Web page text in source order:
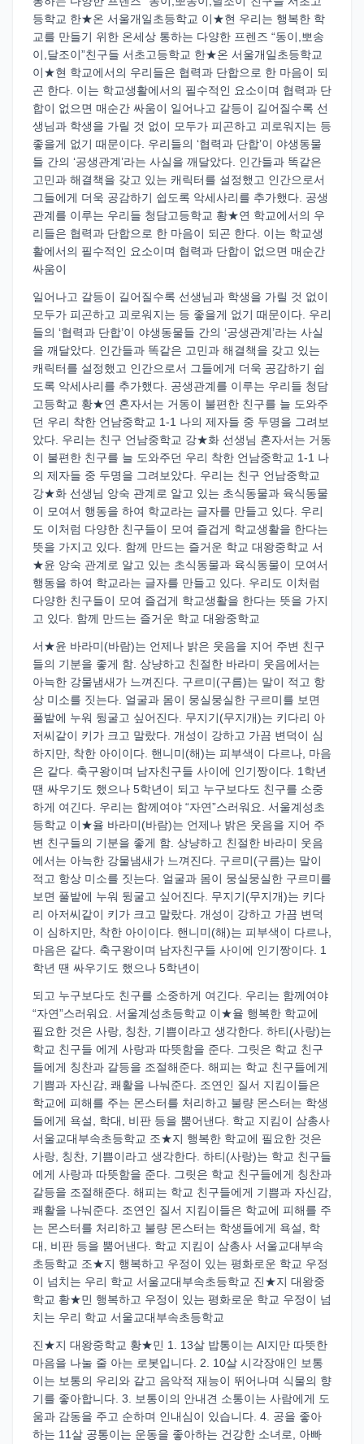
등학교 한★온 서울개일초등학교 이★현 우리는 행복한 학
교를 만들기 위한 온세상 통하는 다양한 프렌즈 “동이,뽀송
이,달조이”친구들 서초고등학교 한★온 서울개일초등학교
이★현 학교에서의 우리들은 협력과 단합으로 한 마음이 되
곤 한다. 이는 학교생활에서의 필수적인 요소이며 협력과 단
합이 없으면 매순간 싸움이 일어나고 갈등이 길어질수록 선
생님과 학생을 가릴 것 없이 모두가 피곤하고 괴로워지는 등
좋을게 없기 때문이다. 우리들의 ‘협력과 단합’이 야생동물
들 간의 ‘공생관계’라는 사실을 깨달았다. 인간들과 똑같은
고민과 해결책을 갖고 있는 캐릭터를 설정했고 인간으로서
그들에게 더욱 공감하기 쉽도록 악세사리를 추가했다. 공생
관계를 이루는 우리들 청담고등학교 황★연 학교에서의 우
리들은 협력과 단합으로 한 마음이 되곤 한다. 이는 학교생
활에서의 필수적인 요소이며 협력과 단합이 없으면 매순간
싸움이
일어나고 갈등이 길어질수록 선생님과 학생을 가릴 것 없이
모두가 피곤하고 괴로워지는 등 좋을게 없기 때문이다. 우리
들의 ‘협력과 단합’이 야생동물들 간의 ‘공생관계’라는 사실
을 깨달았다. 인간들과 똑같은 고민과 해결책을 갖고 있는
캐릭터를 설정했고 인간으로서 그들에게 더욱 공감하기 쉽
도록 악세사리를 추가했다. 공생관계를 이루는 우리들 청담
고등학교 황★연 혼자서는 거동이 불편한 친구를 늘 도와주
던 우리 착한 언남중학교 1-1 나의 제자들 중 두명을 그려보
았다. 우리는 친구 언남중학교 강★화 선생님 혼자서는 거동
이 불편한 친구를 늘 도와주던 우리 착한 언남중학교 1-1 나
의 제자들 중 두명을 그려보았다. 우리는 친구 언남중학교
강★화 선생님 앙숙 관계로 알고 있는 초식동물과 육식동물
이 모여서 행동을 하여 학교라는 글자를 만들고 있다. 우리
도 이처럼 다양한 친구들이 모여 즐겁게 학교생활을 한다는
뜻을 가지고 있다. 함께 만드는 즐거운 학교 대왕중학교 서
★윤 앙숙 관계로 알고 있는 초식동물과 육식동물이 모여서
행동을 하여 학교라는 글자를 만들고 있다. 우리도 이처럼
다양한 친구들이 모여 즐겁게 학교생활을 한다는 뜻을 가지
고 있다. 함께 만드는 즐거운 학교 대왕중학교
서★윤 바라미(바람)는 언제나 밝은 웃음을 지어 주변 친구
들의 기분을 좋게 함. 상냥하고 친절한 바라미 웃음에서는
아늑한 강물냄새가 느껴진다. 구르미(구름)는 말이 적고 항
상 미소를 짓는다. 얼굴과 몸이 뭉실뭉실한 구르미를 보면
풀밭에 누워 뒹굴고 싶어진다. 무지기(무지개)는 키다리 아
저씨같이 키가 크고 말랐다. 개성이 강하고 가끔 변덕이 심
하지만, 착한 아이이다. 핸니미(해)는 피부색이 다르나, 마음
은 같다. 축구왕이며 남자친구들 사이에 인기짱이다. 1학년
땐 싸우기도 했으나 5학년이 되고 누구보다도 친구를 소중
하게 여긴다. 우리는 함께여야 “자연”스러워요. 서울계성초
등학교 이★율 바라미(바람)는 언제나 밝은 웃음을 지어 주
변 친구들의 기분을 좋게 함. 상냥하고 친절한 바라미 웃음
에서는 아늑한 강물냄새가 느껴진다. 구르미(구름)는 말이
적고 항상 미소를 짓는다. 얼굴과 몸이 뭉실뭉실한 구르미를
보면 풀밭에 누워 뒹굴고 싶어진다. 무지기(무지개)는 키다
리 아저씨같이 키가 크고 말랐다. 개성이 강하고 가끔 변덕
이 심하지만, 착한 아이이다. 핸니미(해)는 피부색이 다르나,
마음은 같다. 축구왕이며 남자친구들 사이에 인기짱이다. 1
학년 땐 싸우기도 했으나 5학년이
되고 누구보다도 친구를 소중하게 여긴다. 우리는 함께여야
“자연”스러워요. 서울계성초등학교 이★율 행복한 학교에
필요한 것은 사랑, 칭찬, 기쁨이라고 생각한다. 하티(사랑)는
학교 친구들 에게 사랑과 따뜻함을 준다. 그릿은 학교 친구
들에게 칭찬과 갈등을 조절해준다. 해피는 학교 친구들에게
기쁨과 자신감, 쾌활을 나눠준다. 조연인 질서 지킴이들은
학교에 피해를 주는 몬스터를 처리하고 불량 몬스터는 학생
들에게 욕설, 학대, 비판 등을 뿜어낸다. 학교 지킴이 삼총사
서울교대부속초등학교 조★지 행복한 학교에 필요한 것은
사랑, 칭찬, 기쁨이라고 생각한다. 하티(사랑)는 학교 친구들
에게 사랑과 따뜻함을 준다. 그릿은 학교 친구들에게 칭찬과
갈등을 조절해준다. 해피는 학교 친구들에게 기쁨과 자신감,
쾌활을 나눠준다. 조연인 질서 지킴이들은 학교에 피해를 주
는 몬스터를 처리하고 불량 몬스터는 학생들에게 욕설, 학
대, 비판 등을 뿜어낸다. 학교 지킴이 삼총사 서울교대부속
초등학교 조★지 행복하고 우정이 있는 평화로운 학교 우정
이 넘치는 우리 학교 서울교대부속초등학교 진★지 대왕중
학교 황★민 행복하고 우정이 있는 평화로운 학교 우정이 넘
치는 우리 학교 서울교대부속초등학교
진★지 대왕중학교 황★민 1. 13살 밥통이는 AI지만 따뜻한
마음을 나눌 줄 아는 로봇입니다. 2. 10살 시각장애인 보통
이는 보통의 우리와 같고 음악적 재능이 뛰어나며 식물의 향
기를 좋아합니다. 3. 보통이의 안내견 소통이는 사람에게 도
움과 감동을 주고 순하며 인내심이 있습니다. 4. 공을 좋아
하는 11살 공통이는 운동을 좋아하는 건강한 소녀로, 아빠